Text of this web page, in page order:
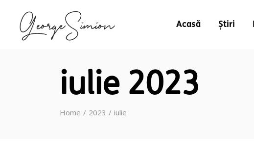
Acasă Știri
iulie 2023
Home 2023 iulie